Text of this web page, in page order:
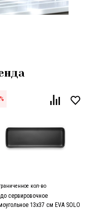
кол-во
сервировочное
13х37 см EVA SOLO